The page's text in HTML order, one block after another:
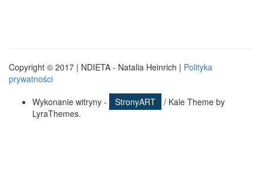
Copyright © 2017 | NDIETA - Natalia Heinrich | Polityka
prywatności
Wykonanie witryny -
StronyART
/ Kale Theme by
LyraThemes.